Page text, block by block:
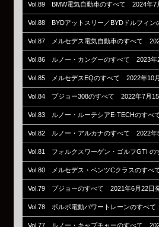
Vol.89 BMW電気自動車のすべて 2024年7
Vol.88 BYDアットスリー／BYDドルフィ
Vol.87 メルセデス電気自動車のすべて
Vol.86 ルノー・カングーのすべて 2023年2
Vol.85 メルセデスEQのすべて 2022年10月
Vol.84 プジョー308のすべて 2022年7月
Vol.83 ルノー・ルーテシアE-TECHのすべ
Vol.82 ルノー・アルカナのすべて 2022年5
Vol.81 フォルクスワーゲン・ゴルフGTI の
Vol.80 メルセデス・ベンツCクラスのすべ
Vol.79 プジョーのすべて 2021年6月22日
Vol.78 ボルボ電動パワートレーンのすべて
Vol.77 ルノー・キャプチャーのすべて